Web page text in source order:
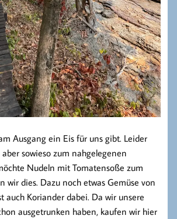
Ausgang ein Eis für uns gibt. Leider
sowieso zum nahgelegenen
Nudeln mit Tomatensoße zum
wir dies. Dazu noch etwas Gemüse von
auch Koriander dabei. Da wir unsere
ausgetrunken haben, kaufen wir hier